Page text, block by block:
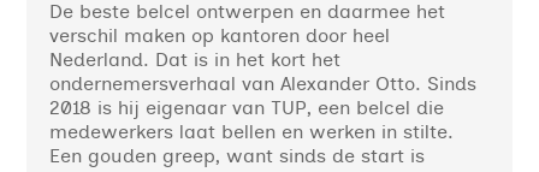
De beste belcel ontwerpen en daarmee het
verschil maken op kantoren door heel
Nederland. Dat is in het kort het
ondernemersverhaal van Alexander Otto. Sinds
2018 is hij eigenaar van TUP, een belcel die
medewerkers laat bellen en werken in stilte.
Een gouden greep, want sinds de start is